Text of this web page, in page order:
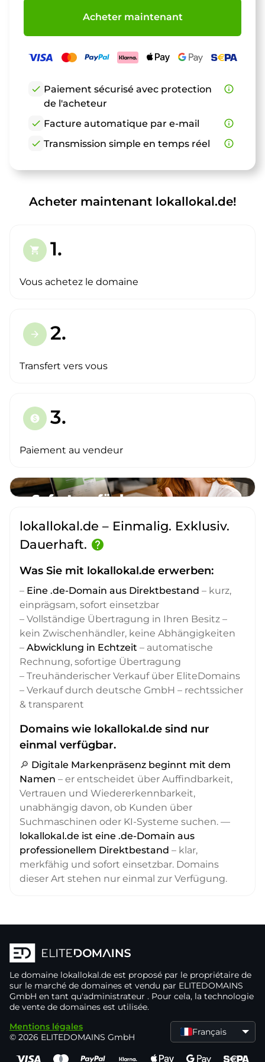
Acheter maintenant
check Paiement sécurisé avec protection
de l'acheteur
info_outline
check Facture automatique par e-mail
info_outline
check Transmission simple en temps réel info_outline
Acheter maintenant lokallokal.de!
shopping_cart 1.
Vous achetez le domaine
arrow_forward 2.
Transfert vers vous
paid 3.
Paiement au vendeur
lokallokal.de – Einmalig. Exklusiv.
Dauerhaft. help
Was Sie mit lokallokal.de erwerben:
– Eine .de-Domain aus Direktbestand – kurz,
einprägsam, sofort einsetzbar
– Vollständige Übertragung in Ihren Besitz –
kein Zwischenhändler, keine Abhängigkeiten
– Abwicklung in Echtzeit – automatische
Rechnung, sofortige Übertragung
– Treuhänderischer Verkauf über EliteDomains
– Verkauf durch deutsche GmbH – rechtssicher
& transparent
Domains wie lokallokal.de sind nur
einmal verfügbar.
🔎 Digitale Markenpräsenz beginnt mit dem
Namen – er entscheidet über Auffindbarkeit,
Vertrauen und Wiedererkennbarkeit,
unabhängig davon, ob Kunden über
Suchmaschinen oder KI-Systeme suchen. —
lokallokal.de ist eine .de-Domain aus
professionellem Direktbestand – klar,
merkfähig und sofort einsetzbar. Domains
dieser Art stehen nur einmal zur Verfügung.
Le domaine lokallokal.de est proposé par le propriétaire de
sur le marché de domaines et vendu par ELITEDOMAINS
GmbH en tant qu'administrateur . Pour cela, la technologie
de vente de domaines est utilisée.
Mentions légales
© 2026 ELITEDOMAINS GmbH
Français